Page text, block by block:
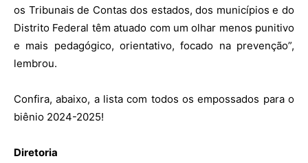
os Tribunais de Contas dos estados, dos municípios e do
Distrito Federal têm atuado com um olhar menos punitivo
e mais pedagógico, orientativo, focado na prevenção”,
lembrou.
Confira, abaixo, a lista com todos os empossados para o
biênio 2024-2025!
Diretoria